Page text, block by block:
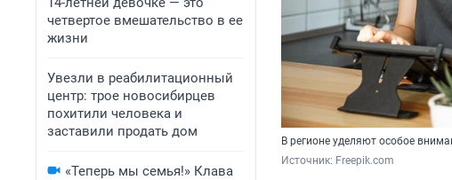
четвертое вмешательство в ее
жизни
Увезли в реабилитационный
центр: трое новосибирцев
похитили человека и
заставили продать дом
«Теперь мы семья!» Клава
В регионе уделяют особое
Источник: Freepik.com